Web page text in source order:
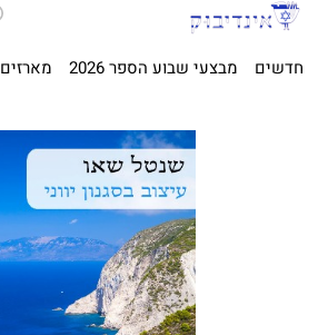
חדשים מבצעי שבוע הספר 2026